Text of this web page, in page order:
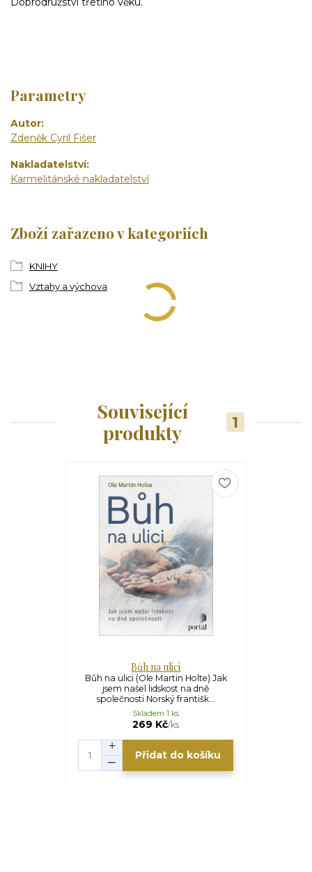
Parametry
Autor
Zdeněk Cyril Fišer
Nakladatelství
Karmelitánské nakladatelství
Zboží zařazeno v kategoriích
KNIHY
Vztahy a výchova
Související
produkty
1
Bůh na ulici
Bůh na ulici (Ole Martin Holte) Jak
jsem našel lidskost na dně
společnosti Norský františk...
269 Kč/ks
Skladem 1 ks
Přidat do košíku